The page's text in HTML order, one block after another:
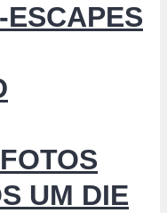
UM DIE